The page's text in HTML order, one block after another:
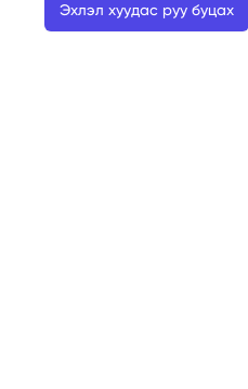
Эхлэл хуудас руу буцах